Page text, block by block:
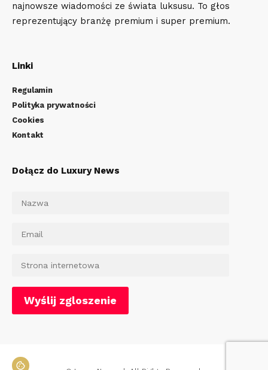
najnowsze wiadomości ze świata luksusu. To głos
reprezentujący branżę premium i super premium.
Linki
Regulamin
Polityka prywatności
Cookies
Kontakt
Dołącz do Luxury News